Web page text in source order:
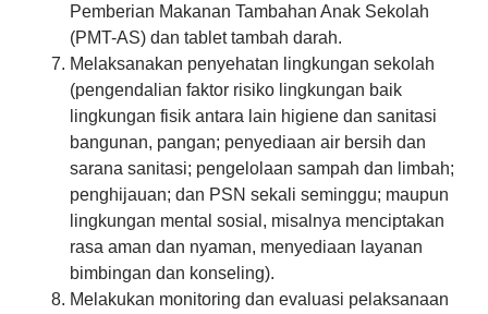
Pemberian Makanan Tambahan Anak Sekolah
(PMT-AS) dan tablet tambah darah.
Melaksanakan penyehatan lingkungan sekolah
(pengendalian faktor risiko lingkungan baik
lingkungan fisik antara lain higiene dan sanitasi
bangunan, pangan; penyediaan air bersih dan
sarana sanitasi; pengelolaan sampah dan limbah;
penghijauan; dan PSN sekali seminggu; maupun
lingkungan mental sosial, misalnya menciptakan
rasa aman dan nyaman, menyediaan layanan
bimbingan dan konseling).
Melakukan monitoring dan evaluasi pelaksanaan